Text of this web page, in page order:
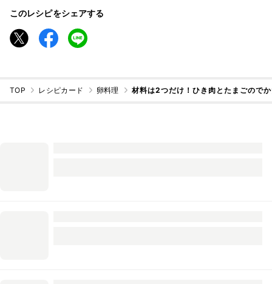
このレシピをシェアする
TOP レシピカード 卵料理 材料は2つだけ！ひき肉とたまごので